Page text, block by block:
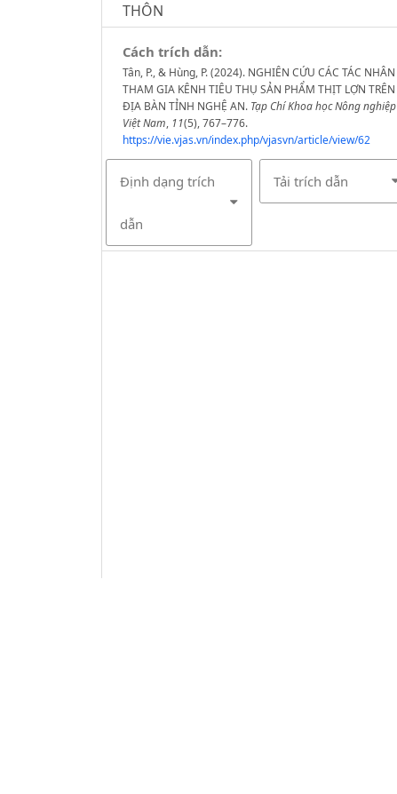
THÔN
Cách trích dẫn:
Tân, P., & Hùng, P. (2024). NGHIÊN CỨU CÁC TÁC NHÂN
THAM GIA KÊNH TIÊU THỤ SẢN PHẨM THỊT LỢN TRÊN
ĐỊA BÀN TỈNH NGHỆ AN. Tạp Chí Khoa học Nông nghiệp
Việt Nam, 11(5), 767–776.
https://vie.vjas.vn/index.php/vjasvn/article/view/62
Định dạng trích
dẫn
Tải trích dẫn